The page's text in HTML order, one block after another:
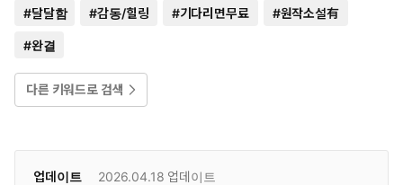
#달달함 #감동/힐링 #기다리면무료 #원작소설有
#완결
다른 키워드로 검색
업데이트 2026.04.18 업데이트